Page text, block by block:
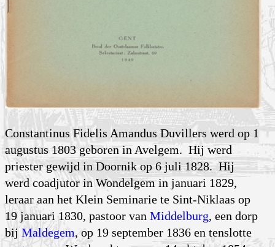
Constantinus Fidelis Amandus Duvillers werd op 1
augustus 1803geboren in Avelgem. Hij werd
priester gewijd in Doornik op 6 juli 1828. Hij
werd coadjutor in Wondelgem in januari 1829,
leraar aan het Klein Seminarie te Sint-Niklaas op
19 januari 1830, pastoor van Middelburg, een dorp
bijMaldegem, op 19 september 1836 en tenslotte